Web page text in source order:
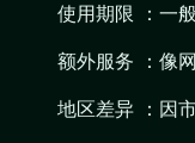
使用期限 ：一
额外服务 ：像
地区差异 ：因